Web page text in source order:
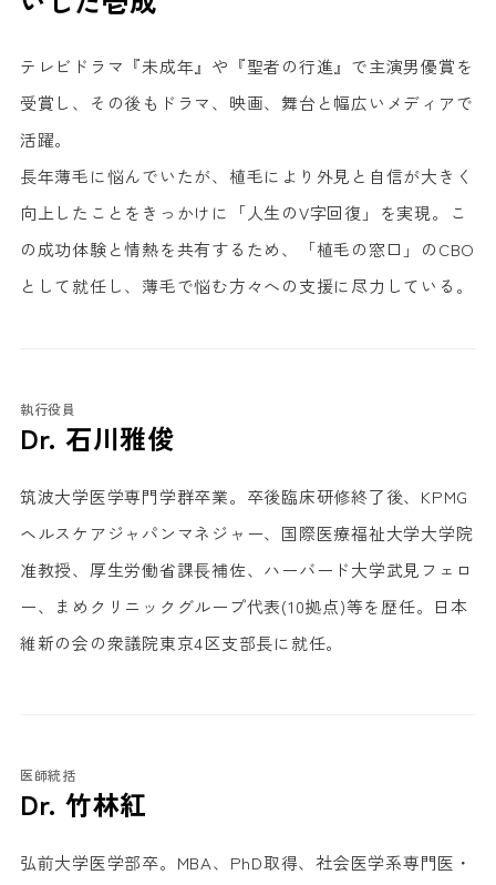
テレビドラマ『未成年』や『聖者の行進』で主演男優賞を
受賞し、その後もドラマ、映画、舞台と幅広いメディアで
活躍。
長年薄毛に悩んでいたが、植毛により外見と自信が大きく
向上したことをきっかけに「人生のV字回復」を実現。こ
の成功体験と情熱を共有するため、「植毛の窓口」のCBO
として就任し、薄毛で悩む方々への支援に尽力している。
執行役員
Dr. 石川雅俊
筑波大学医学専門学群卒業。卒後臨床研修終了後、KPMG
ヘルスケアジャパンマネジャー、国際医療福祉大学大学院
准教授、厚生労働省課⻑補佐、ハーバード大学武見フェロ
ー、まめクリニックグループ代表(10拠点)等を歴任。日本
維新の会の衆議院東京4区支部長に就任。
医師統括
Dr. 竹林紅
弘前大学医学部卒。MBA、PhD取得、社会医学系専門医・